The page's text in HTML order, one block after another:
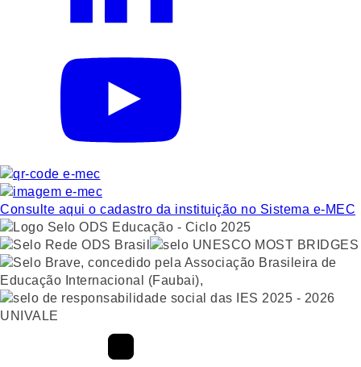
Consulte aqui o cadastro da instituição no Sistema e-MEC
UNIVALE